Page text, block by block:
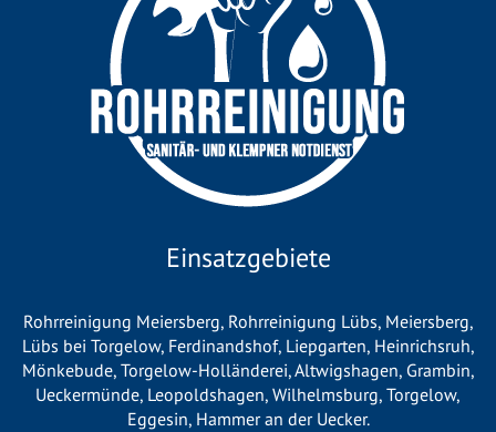
Einsatzgebiete
Rohrreinigung Meiersberg, Rohrreinigung Lübs, Meiersberg,
Lübs bei Torgelow, Ferdinandshof, Liepgarten, Heinrichsruh,
Mönkebude, Torgelow-Holländerei,Altwigshagen, Grambin,
Ueckermünde, Leopoldshagen, Wilhelmsburg, Torgelow,
Eggesin, Hammer an der Uecker.